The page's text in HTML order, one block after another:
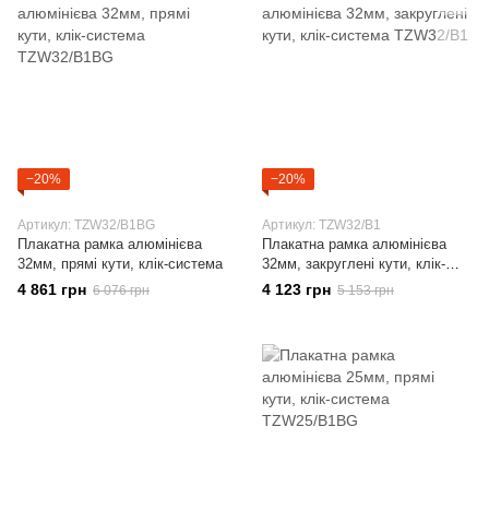
−20%
Артикул: TZW32/B1BG
Плакатна рамка алюмінієва
32мм, прямі кути, клік-система
4 861 грн 6 076 грн
−20%
Артикул: TZW32/B1
Плакатна рамка алюмінієва
32мм, закруглені кути, клік-
система
4 123 грн 5 153 грн